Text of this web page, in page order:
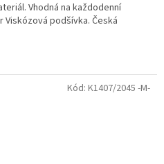
Vhodná na každodenní
podšívka. Česká
Kód: K1407/2045 -M-